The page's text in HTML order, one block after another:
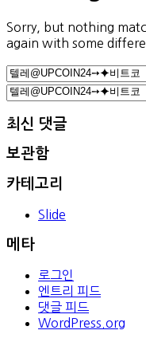
Sorry, but nothing
again with some
Search
for:
Search
for:
최신 댓글
보관함
카테고리
Slide
메타
로그인
엔트리 피드
댓글 피드
WordPress.org